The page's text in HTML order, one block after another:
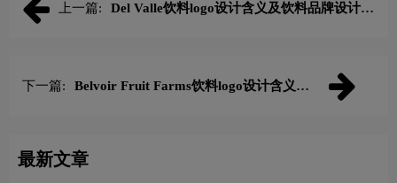
上一篇:
Del Valle饮料logo设计含义及饮料品牌设计理
下一篇:
Belvoir Fruit Farms饮料logo设计含义及
最新文章